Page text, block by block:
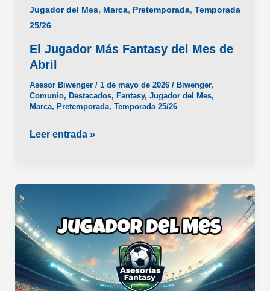
Jugador del Mes, Marca, Pretemporada, Temporada
25/26
El Jugador Más Fantasy del Mes de
Abril
Asesor Biwenger / 1 de mayo de 2026 / Biwenger,
Comunio, Destacados, Fantasy, Jugador del Mes,
Marca, Pretemporada, Temporada 25/26
El
de
Abril
Leer entrada »